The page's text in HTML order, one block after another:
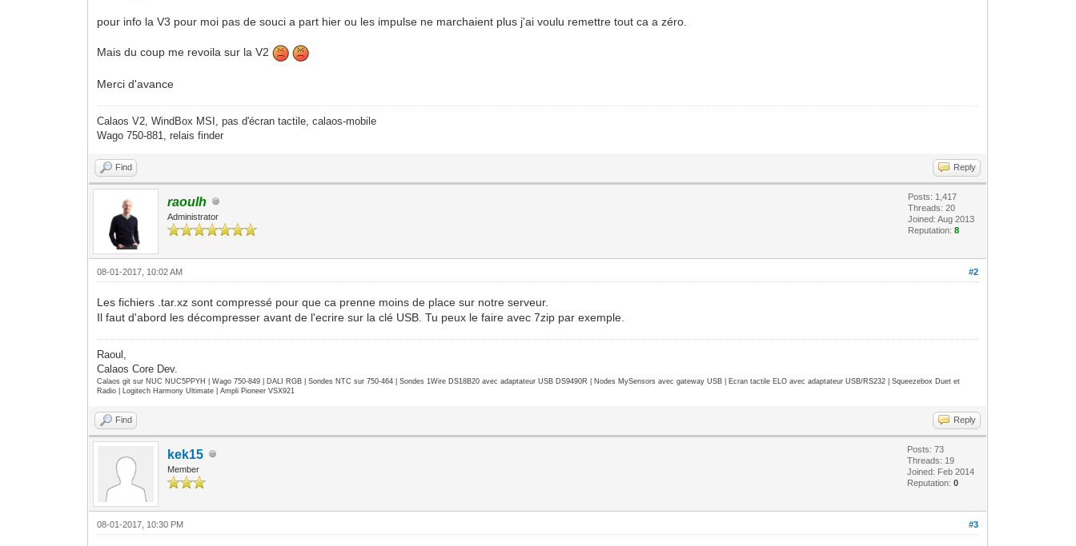
pour info la V3 pour moi pas de souci a part hier ou les impulse ne marchaient plus j'ai voulu remettre tout ca a zéro.
Mais du coup me revoila sur la V2
Merci d'avance
Calaos V2, WindBox MSI, pas d'écran tactile, calaos-mobile
Wago 750-881, relais finder
Find Reply
raoulh
Administrator
Posts: 1,417
Threads: 20
Joined: Aug 2013
Reputation:8
#2
08-01-2017, 10:02 AM
Les fichiers .tar.xz sont compressé pour que ca prenne moins de place sur notre serveur.
Il faut d'abord les décompresser avant de l'ecrire sur la clé USB. Tu peux le faire avec 7zip par exemple.
Raoul,
Calaos Core Dev.
Calaos git sur NUC NUC5PPYH | Wago 750-849 | DALI RGB | Sondes NTC sur 750-464 | Sondes 1Wire DS18B20 avec adaptateur USB DS9490R | Nodes MySensors avec gateway USB | Ecran tactile ELO avec adaptateur USB/RS232 | Squeezebox Duet et
Radio | Logitech Harmony Ultimate | Ampli Pioneer VSX921
Find Reply
kek15
Member
Posts: 73
Threads: 19
Joined: Feb 2014
Reputation:0
#3
08-01-2017, 10:30 PM